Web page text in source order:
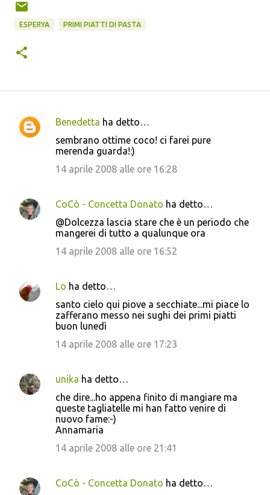
ESPERYA PRIMI PIATTI DI PASTA
C
e
n
Benedetta ha detto…
sembrano ottime coco! ci farei pure
merenda guarda!:)
14 aprile 2008 alle ore 16:28
CoCò - Concetta Donato ha detto…
@Dolcezza lascia stare che è un periodo che
mangerei di tutto a qualunque ora
14 aprile 2008 alle ore 16:52
Lo ha detto…
santo cielo qui piove a secchiate...mi piace lo
zafferano messo nei sughi dei primi piatti
buon lunedì
14 aprile 2008 alle ore 17:23
unika ha detto…
che dire...ho appena finito di mangiare ma
queste tagliatelle mi han fatto venire di
nuovo fame:-)
Annamaria
14 aprile 2008 alle ore 21:41
CoCò - Concetta Donato ha detto…